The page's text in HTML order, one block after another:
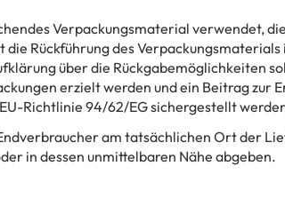
Verpackungsmaterial verwendet,
Rückführung des Verpackungsmaterials
über die Rückgabemöglichkeiten
erzielt werden und ein Beitrag zur
Richtlinie 94/62/EG sichergestellt
am tatsächlichen Ort der
in dessen unmittelbaren Nähe abgeben.